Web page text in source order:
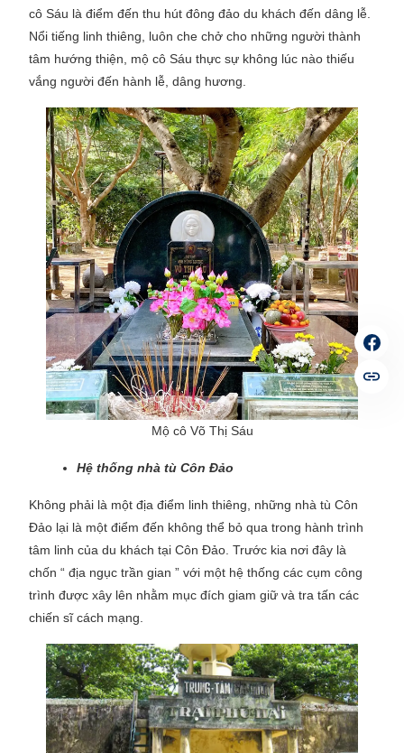
cô Sáu là điểm đến thu hút đông đảo du khách đến dâng lễ.
Nổi tiếng linh thiêng, luôn che chở cho những người thành
tâm hướng thiện, mộ cô Sáu thực sự không lúc nào thiếu
vắng người đến hành lễ, dâng hương.
Mộ cô Võ Thị Sáu
Hệ thống nhà tù Côn Đảo
Không phải là một địa điểm linh thiêng, những nhà tù Côn
Đảo lại là một điểm đến không thể bỏ qua trong hành trình
tâm linh của du khách tại Côn Đảo. Trước kia nơi đây là
chốn “ địa ngục trần gian ” với một hệ thống các cụm công
trình được xây lên nhằm mục đích giam giữ và tra tấn các
chiến sĩ cách mạng.